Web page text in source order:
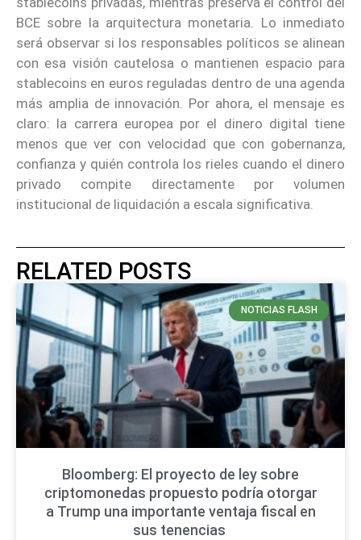
BCE sobre la arquitectura monetaria. Lo inmediato
será observar si los responsables políticos se alinean
con esa visión cautelosa o mantienen espacio para
stablecoins en euros reguladas dentro de una agenda
más amplia de innovación. Por ahora, el mensaje es
claro: la carrera europea por el dinero digital tiene
menos que ver con velocidad que con gobernanza,
confianza y quién controla los rieles cuando el dinero
privado compite directamente por volumen
institucional de liquidación a escala significativa.
RELATED POSTS
NOTICIAS FLASH
Bloomberg: El proyecto de ley sobre
criptomonedas propuesto podría otorgar
a Trump una importante ventaja fiscal en
sus tenencias